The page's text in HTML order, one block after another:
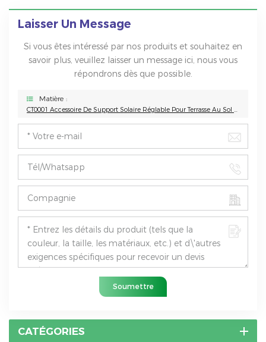
Laisser Un Message
Si vous êtes intéressé par nos produits et souhaitez en
savoir plus, veuillez laisser un message ici, nous vous
répondrons dès que possible.
Matière :
CT0001 Accessoire De Support Solaire Réglable Pour Terrasse Au Sol Hillside
Soumettre
CATÉGORIES